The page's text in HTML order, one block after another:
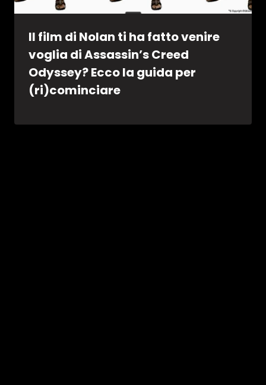
Il film di Nolan ti ha fatto venire
voglia di Assassin’s Creed
Odyssey? Ecco la guida per
(ri)cominciare